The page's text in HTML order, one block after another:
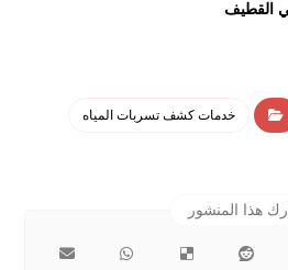
القطيف
خدمات كشف تسربات المياه